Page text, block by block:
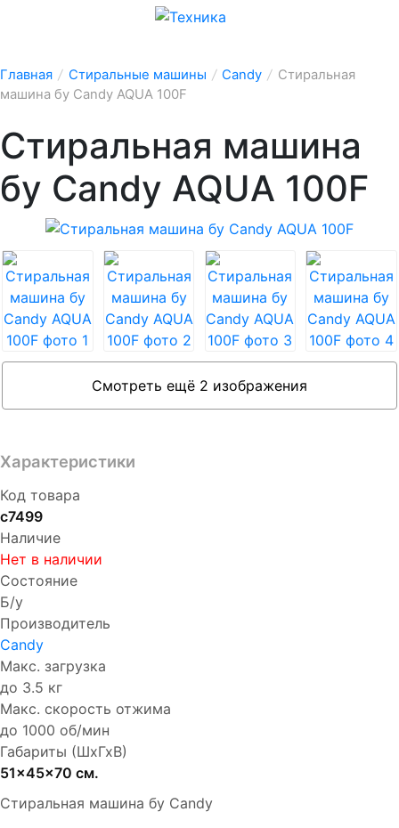
Главная / Стиральные машины / Candy / Стиральная
машина бу Candy AQUA 100F
Стиральная машина
бу Candy AQUA 100F
Смотреть ещё 2 изображения
Характеристики
Код товара
с7499
Наличие
Нет в наличии
Состояние
Б/у
Производитель
Candy
Макс. загрузка
до 3.5 кг
Макс. скорость отжима
до 1000 об/мин
Габариты (ШхГхВ)
51x45x70 см.
Стиральная машина бу Candy